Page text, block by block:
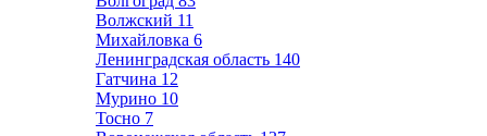
Волжский 11
Михайловка 6
Ленинградская область 140
Гатчина 12
Мурино 10
Тосно 7